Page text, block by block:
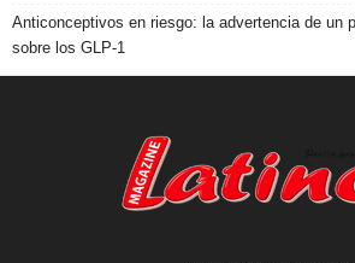
Anticonceptivos en riesgo: la advertencia de un
sobre los GLP-1